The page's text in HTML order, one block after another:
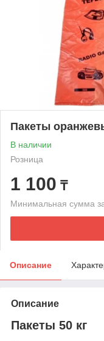
Пакеты
В наличии
Розница
1 100 ₸
Минимальная сумма
Описание
Описание
Пакеты 50 кг